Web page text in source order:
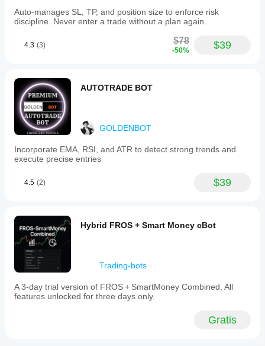
Auto-manages SL, TP, and position size to enforce risk
discipline. Never enter a trade without a plan again.
4.3 (3) $78
-50% $39
AUTOTRADE BOT
GOLDENBOT
Incorporate EMA, RSI, and ATR to detect strong trends and
execute precise entries
4.5 (2) $39
Hybrid FROS + Smart Money cBot
Trading-bots
A 3-day trial version of FROS + SmartMoney Combined. All
features unlocked for three days only.
Gratis